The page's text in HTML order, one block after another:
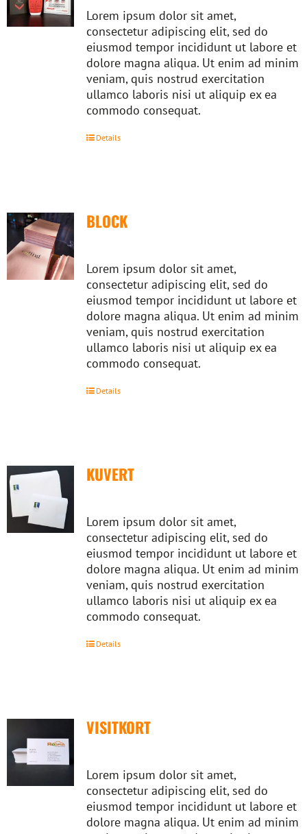
Lorem ipsum dolor sit amet,
consectetur adipiscing elit, sed do
eiusmod tempor incididunt ut labore et
dolore magna aliqua. Ut enim ad minim
veniam, quis nostrud exercitation
ullamco laboris nisi ut aliquip ex ea
commodo consequat.
Details
BLOCK
Lorem ipsum dolor sit amet,
consectetur adipiscing elit, sed do
eiusmod tempor incididunt ut labore et
dolore magna aliqua. Ut enim ad minim
veniam, quis nostrud exercitation
ullamco laboris nisi ut aliquip ex ea
commodo consequat.
Details
KUVERT
Lorem ipsum dolor sit amet,
consectetur adipiscing elit, sed do
eiusmod tempor incididunt ut labore et
dolore magna aliqua. Ut enim ad minim
veniam, quis nostrud exercitation
ullamco laboris nisi ut aliquip ex ea
commodo consequat.
Details
VISITKORT
Lorem ipsum dolor sit amet,
consectetur adipiscing elit, sed do
eiusmod tempor incididunt ut labore et
dolore magna aliqua. Ut enim ad minim